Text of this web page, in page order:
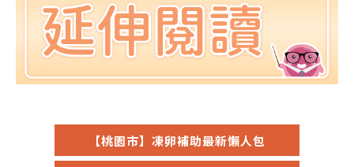
【桃園市】凍卵補助最新懶人包